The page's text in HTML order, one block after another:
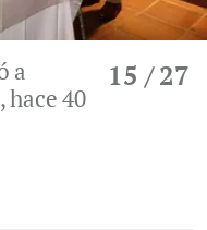
15 / 27
a
hace 40